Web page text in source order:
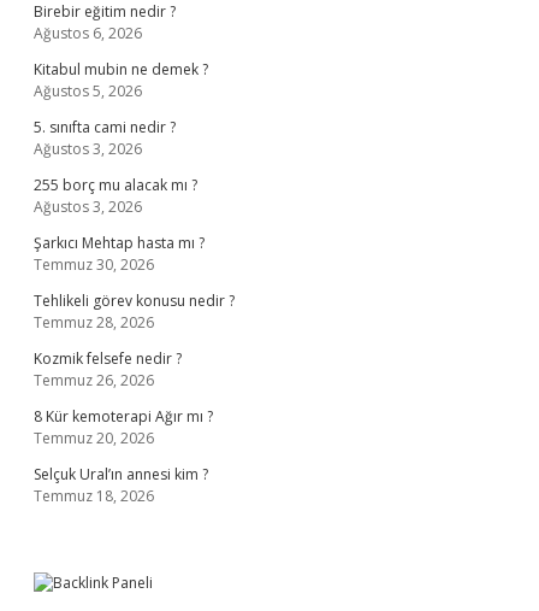
Birebir eğitim nedir ?
Ağustos 6, 2026
Kitabul mubin ne demek ?
Ağustos 5, 2026
5. sınıfta cami nedir ?
Ağustos 3, 2026
255 borç mu alacak mı ?
Ağustos 3, 2026
Şarkıcı Mehtap hasta mı ?
Temmuz 30, 2026
Tehlikeli görev konusu nedir ?
Temmuz 28, 2026
Kozmik felsefe nedir ?
Temmuz 26, 2026
8 Kür kemoterapi Ağır mı ?
Temmuz 20, 2026
Selçuk Ural’ın annesi kim ?
Temmuz 18, 2026